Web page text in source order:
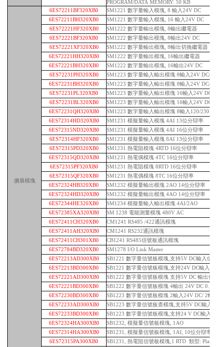
PROGRAM/DATA MEMORY: 50 KB
擴展模塊
6ES72211BF320XB0
SM1221 數字量輸入模塊, 8 輸入24V DC
6ES72211BH320XB0
SM1221 數字量輸入模塊, 16 輸入24V DC
6ES72221HF320XB0
SM1222 數字量輸出模塊, 8輸出繼電器
6ES72221BF320XB0
SM1222 數字量輸出模塊, 8輸出24V DC
6ES72221XF320XB0
SM1222 數字量輸出模塊, 8輸出切換繼電器
6ES72221HH320XB0
SM1222 數字量輸出模塊, 16輸出繼電器
6ES72221BH320XB0
SM1222 數字量輸出模塊, 16輸出24V DC
6ES72231PH320XB0
SM1223 數字量輸入輸出模塊 8輸入24V DC/ 8
6ES72231BH320XB0
SM1223 數字量輸入輸出模塊 8輸入24V DC/ 8
6ES72231PL320XB0
SM1223 數字量輸入輸出模塊 16輸入24V DC/
6ES72231BL320XB0
SM1223 數字量輸入輸出模塊 16輸入24V DC/
6ES72231QH320XB0
SM1223 數字量輸入輸出模塊 8輸入120/230V
6ES72314HD320XB0
SM1231 模擬量輸入模塊 4AI 13位分辯率
6ES72315ND320XB0
SM1231 模擬量輸入模塊 4AI 16位分辯率
6ES72314HF320XB0
SM1231 模擬量輸入模塊 8AI 13位分辯率
6ES72315PD320XB0
SM1231 熱電阻模塊 4RTD 16位分辯率
6ES72315QD320XB0
SM1231 熱電偶模塊 4TC 16位分辯率
6ES72315PF320XB0
SM1231 熱電阻模塊 8RTD 16位分辯率
6ES72315QF320XB0
SM1231 熱電偶模塊 8TC 16位分辯率
6ES72324HB320XB0
SM1232 模擬量輸出模塊 2AO 14位分辯率
6ES72324HD320XB0
SM1232 模擬量輸出模塊 4AO 14位分辯率
6ES72344HE320XB0
SM1234 模擬量輸入輸出模塊 4AI/2AO
6ES72385XA320XB0
SM 1238 電能測量模塊 480V AC
6ES72411CH320XB0
CM1241 RS485 /422通訊模塊
6ES72411AH320XB0
CM1241 RS232通訊模塊
6ES72411CH301XB0
CB1241 RS485信號板通訊模塊
6ES72784BD320XB0
SM1278 I/O Link Master
6ES72213AD300XB0
SB1221 數字量信號板模塊,支持5V DC輸入信
6ES72213BD300XB0
SB1221 數字量信號板模塊,支持24V DC輸入
6ES72221AD300XB0
SB1222 數字量信號板模塊 支持5V DC 輸出信
6ES72221BD300XB0
SB1222 數字量信號板模塊 4輸出 24V DC
6ES72230BD300XB0
SB1223 數字量信號板模塊 2輸入24V DC/ 2輸
6ES72233AD300XB0
SB1223 數字量信號板查模塊,支持5V DC輸入
6ES72233BD300XB0
SB1223 數字量信號板模塊,支持24 V DC輸入
6ES72324HA300XB0
SB1232, 模擬量信號板模塊, 1AO
6ES72314HA300XB0
SB1231, 模擬量信號板模塊, 1AI, 10位分辯率,
6ES72315PA300XB0
SB1231, 熱電阻信號板模塊,1 RTD 類型: